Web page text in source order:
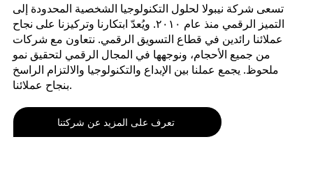
تسعى شركة نيبولا لحلول التكنولوجيا الشخصية المحدودة إلى
التميز الرقمي منذ عام ٢٠١٠. ويُعدّ ابتكارنا وتركيزنا على نجاح
عملائنا رائدين في قطاع التسويق الرقمي. نتعاون مع شركات
من جميع الأحجام، ونوجهها في المجال الرقمي لتحقيق نمو
ملحوظ. يجمع عملنا بين الإبداع والتكنولوجيا والالتزام الراسخ
بنجاح عملائنا.
تعرف على المزيد عن شركتنا